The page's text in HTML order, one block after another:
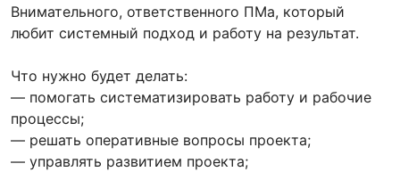
Внимательного, ответственного ПМа, который
любит системный подход и работу на результат.
Что нужно будет делать:
— помогать систематизировать работу и рабочие
процессы;
— решать оперативные вопросы проекта;
— управлять развитием проекта;